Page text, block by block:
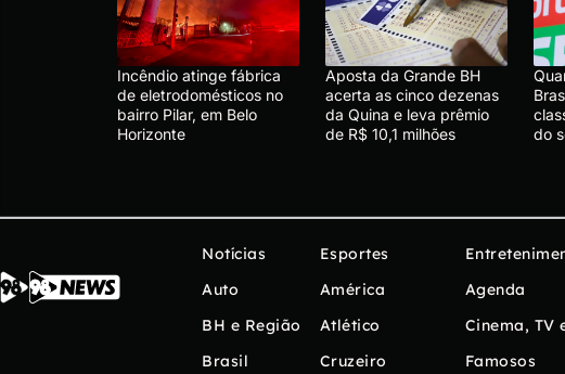
Incêndio atinge fábrica
de eletrodomésticos no
bairro Pilar, em Belo
Horizonte
Aposta da Grande BH
acerta as cinco dezenas
da Quina e leva prêmio
de R$ 10,1 milhões
do
Notícias
Auto
BH e Região
Brasil
Esportes
América
Atlético
Cruzeiro
Agenda
Cinema, TV
Famosos